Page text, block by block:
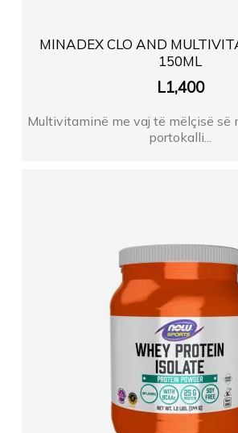
MINADEX CLO AND
150ML
L1,400
Multivitaminë me vaj të mëlçisë së
portokalli...